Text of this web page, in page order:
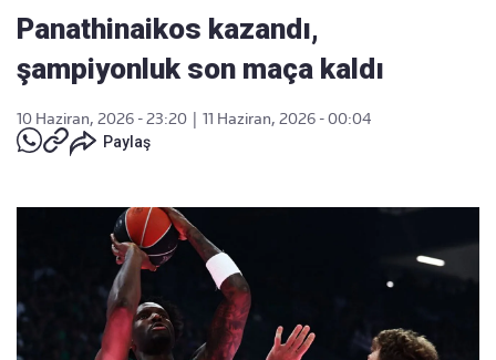
Panathinaikos kazandı,
şampiyonluk son maça kaldı
10 Haziran, 2026 - 23:20
11 Haziran, 2026 - 00:04
Paylaş